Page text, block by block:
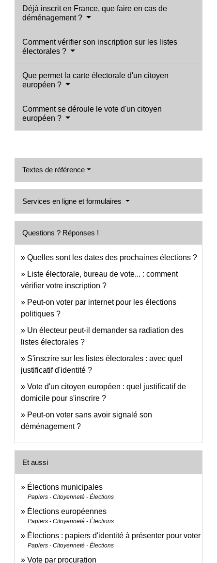
Déjà inscrit en France, que faire en cas de
déménagement ?
Comment vérifier son inscription sur les listes
électorales ?
Que permet la carte électorale d'un citoyen
européen ?
Comment se déroule le vote d'un citoyen
européen ?
Textes de référence
Services en ligne et formulaires
Questions ? Réponses !
Quelles sont les dates des prochaines élections ?
Liste électorale, bureau de vote... : comment
vérifier votre inscription ?
Peut-on voter par internet pour les élections
politiques ?
Un électeur peut-il demander sa radiation des
listes électorales ?
S'inscrire sur les listes électorales : avec quel
justificatif d'identité ?
Vote d'un citoyen européen : quel justificatif de
domicile pour s'inscrire ?
Peut-on voter sans avoir signalé son
déménagement ?
Et aussi
Élections municipales
Papiers - Citoyenneté - Élections
Élections européennes
Papiers - Citoyenneté - Élections
Élections : papiers d'identité à présenter pour voter
Papiers - Citoyenneté - Élections
Vote par procuration